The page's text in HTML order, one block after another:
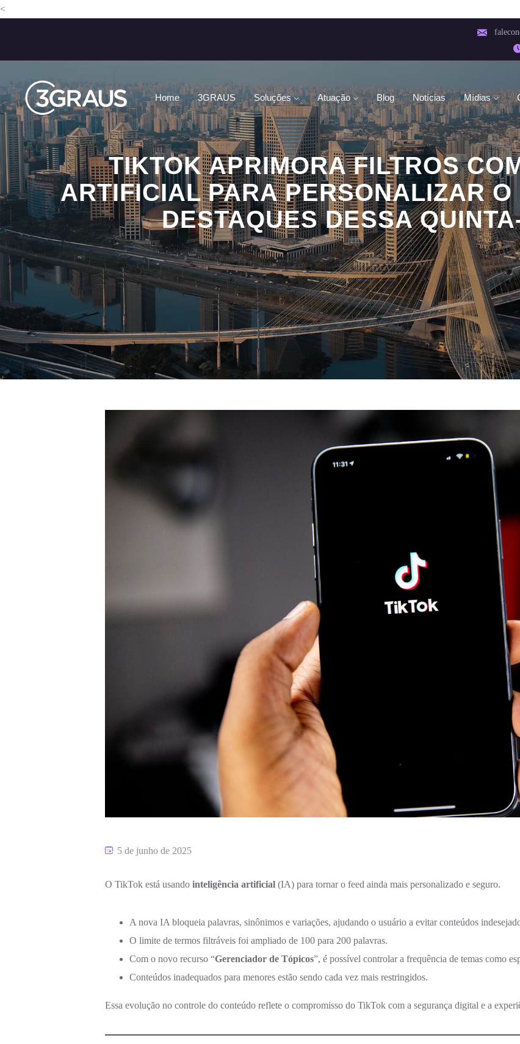
<
Home 3GRAUS Soluções Atuação Blog Notícias Mídias
TIKTOK APRIMORA FILTROS
ARTIFICIAL PARA PERSONALIZAR
DESTAQUES DESSA
HOME
NOTÍCIAS
TIKTOK APRIMORA FILTROS COM INTELIGÊNCIA ARTIFICIAL PARA PERSONALIZAR O
FEIRA (05).
5 de junho de 2025
O TikTok está usando inteligência artificial (IA) para tornar o feed ainda mais personalizado e seguro.
A nova IA bloqueia palavras, sinônimos e variações, ajudando o usuário a evitar conteúdos
O limite de termos filtráveis foi ampliado de 100 para 200 palavras.
Com o novo recurso “Gerenciador de Tópicos”, é possível controlar a frequência de temas como
Conteúdos inadequados para menores estão sendo cada vez mais restringidos.
Essa evolução no controle do conteúdo reflete o compromisso do TikTok com a segurança digital e a